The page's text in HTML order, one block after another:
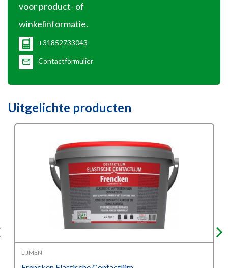
voor product- of
winkelinformatie.
+31852733043
Contactformulier
Uitgelichte producten
LIJMEN